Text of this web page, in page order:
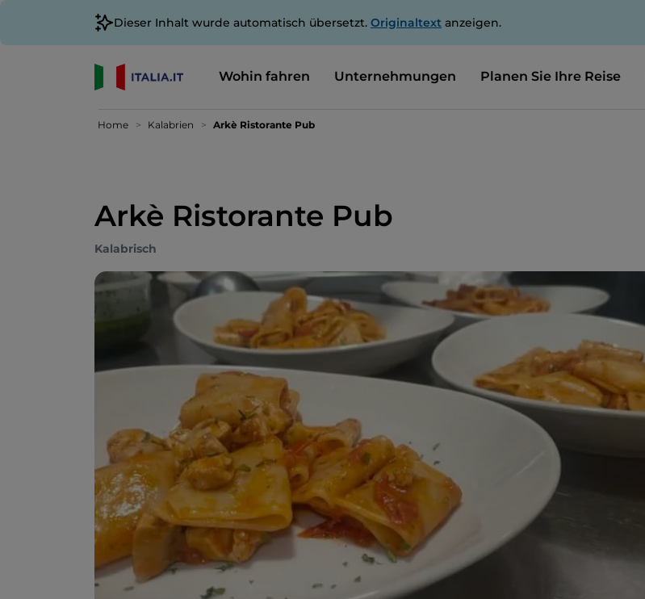
Dieser Inhalt wurde automatisch übersetzt. Originaltext anzeigen.
Wohin fahren Unternehmungen Planen Sie Ihre Reise
Home Kalabrien Arkè Ristorante Pub
Arkè Ristorante Pub
Kalabrisch